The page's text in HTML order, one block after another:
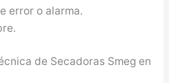
error o alarma.
de Secadoras Smeg en